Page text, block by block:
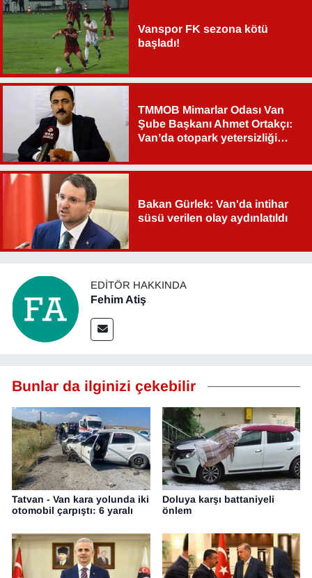
Vanspor FK sezona kötü
başladı!
TMMOB Mimarlar Odası Van
Şube Başkanı Ahmet Ortakçı:
Van’da otopark yetersizliği
Bakan Gürlek: Van'da intihar
süsü verilen olay aydınlatıldı
EDITÖR HAKKINDA
Fehim Atiş
Bunlar da ilginizi çekebilir
Tatvan - Van kara yolunda iki
otomobil çarpıştı: 6 yaralı
Doluya karşı battaniyeli
önlem